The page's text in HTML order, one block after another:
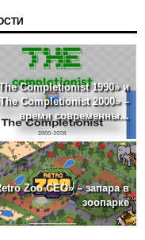
Completionist 1990» и
Completionist 2000» –
время современны...
Zoo CEO» – запара в
зоопарке